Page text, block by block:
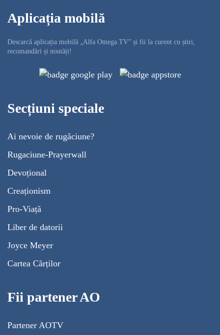
Aplicația mobilă
Descarcă aplicația mobilă „Alfa Omega TV” și fii la curent cu știri,
recomandări și noutăți!
Secțiuni speciale
Ai nevoie de rugăciune?
Rugaciune-Prayerwall
Devoțional
Creaționism
Pro-Viață
Liber de datorii
Joyce Meyer
Cartea Cărților
Fii partener AO
Partener AOTV